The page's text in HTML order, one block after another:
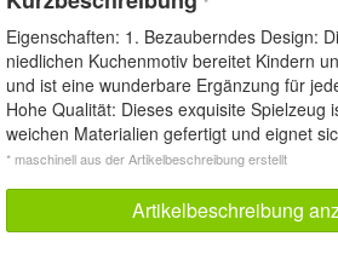
Eigenschaften: 1. Bezauberndes Design:
niedlichen Kuchenmotiv bereitet Kindern
und ist eine wunderbare Ergänzung für
Hohe Qualität: Dieses exquisite Spielzeug
weichen Materialien gefertigt und eignet
* maschinell aus der Artikelbeschreibung erstellt
Artikelbeschreibung